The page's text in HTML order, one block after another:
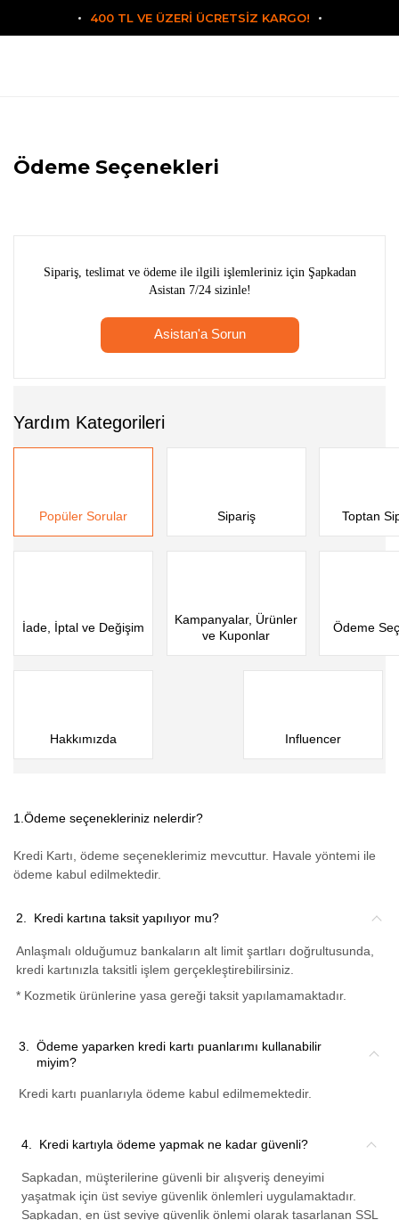
400 TL VE ÜZERİ ÜCRETSİZ KARGO!
Ödeme Seçenekleri
Sipariş, teslimat ve ödeme ile ilgili işlemleriniz için Şapkadan
Asistan 7/24 sizinle!
Asistan'a Sorun
Yardım Kategorileri
Popüler Sorular Sipariş Toptan
İade, İptal ve Değişim
Kampanyalar, Ürünler
ve Kuponlar
Ödeme
Hakkımızda Influencer
1. Ödeme seçenekleriniz nelerdir?
Kredi Kartı, ödeme seçeneklerimiz mevcuttur. Havale yöntemi ile
ödeme kabul edilmektedir.
2. Kredi kartına taksit yapılıyor mu?
Anlaşmalı olduğumuz bankaların alt limit şartları doğrultusunda,
kredi kartınızla taksitli işlem gerçekleştirebilirsiniz.
* Kozmetik ürünlerine yasa gereği taksit yapılamamaktadır.
3.
Ödeme yaparken kredi kartı puanlarımı kullanabilir
miyim?
Kredi kartı puanlarıyla ödeme kabul edilmemektedir.
4. Kredi kartıyla ödeme yapmak ne kadar güvenli?
Sapkadan, müşterilerine güvenli bir alışveriş deneyimi
yaşatmak için üst seviye güvenlik önlemleri uygulamaktadır.
Sapkadan, en üst seviye güvenlik önlemi olarak tasarlanan SSL